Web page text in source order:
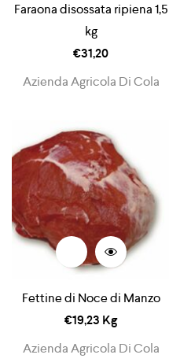
Faraona disossata ripiena 1,5
kg
€31,20
Azienda Agricola Di Cola
Fettine di Noce di Manzo
€19,23 Kg
Azienda Agricola Di Cola